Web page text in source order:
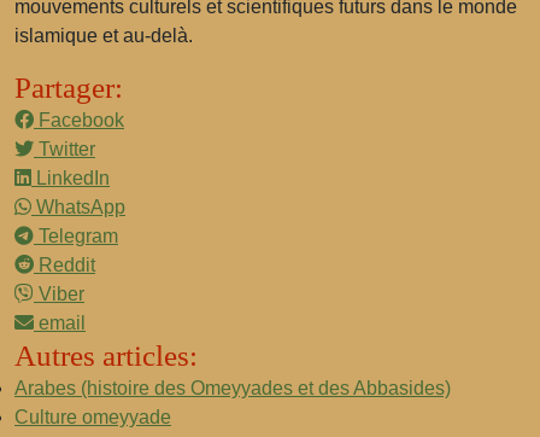
mouvements culturels et scientifiques futurs dans le monde
islamique et au-delà.
Partager:
Facebook
Twitter
LinkedIn
WhatsApp
Telegram
Reddit
Viber
email
Autres articles:
Arabes (histoire des Omeyyades et des Abbasides)
Culture omeyyade